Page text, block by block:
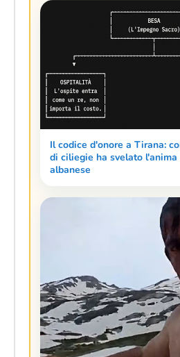
Il codice d'onore a Tirana:
di ciliegie ha svelato l'anima
albanese